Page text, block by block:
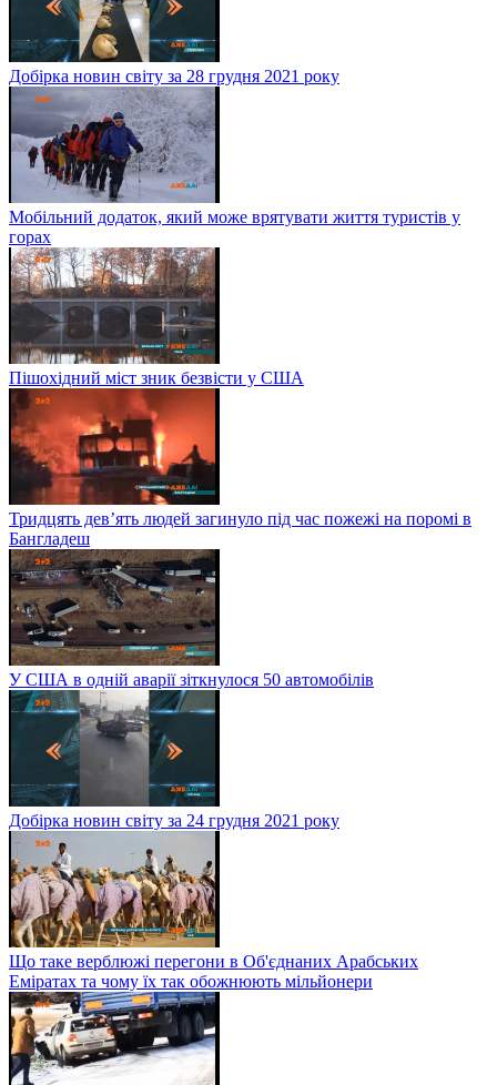
Добірка новин світу за 28 грудня 2021 року
Мобільний додаток, який може врятувати життя туристів у
горах
Пішохідний міст зник безвісти у США
Тридцять дев’ять людей загинуло під час пожежі на поромі в
Бангладеш
У США в одній аварії зіткнулося 50 автомобілів
Добірка новин світу за 24 грудня 2021 року
Що таке верблюжі перегони в Об'єднаних Арабських
Еміратах та чому їх так обожнюють мільйонери